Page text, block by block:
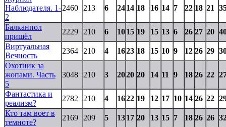
Наблюдателя. 1-
2
2460 213 6 2414 18 16 14 7 22 18 21
Балканпол
пришёл
2229 210 6 1015 19 15 13 6 26 27 20
Виртуальная
Вечность
2364 210 4 1623 18 15 10 9 12 26 29
Охотник за
жопами. Часть
5
3048 210 3 2020 20 14 11 9 18 26 22
Фантастика и
реализм?
2782 210 4 1622 19 12 17 10 14 26 22
Кто там воет в
темноте?
2169 209 5 1317 20 13 15 7 18 26 26